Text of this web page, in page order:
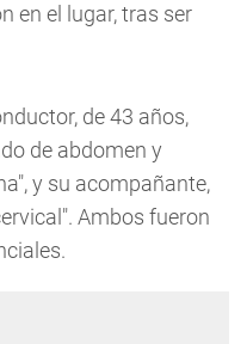
en el lugar, tras ser
de 43 años,
de abdomen y
y su acompañante,
Ambos fueron